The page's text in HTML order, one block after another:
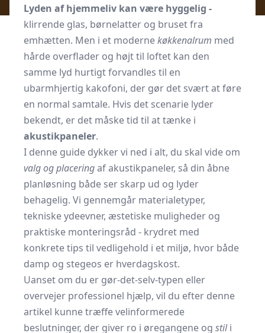
Lyden af hjemmeliv kan være hyggelig -
klirrende glas, børnelatter og bruset fra
emhætten. Men i et modernekøkkenalrum med
hårde overflader og højt til loftet kan den
samme lyd hurtigt forvandles til en
ubarmhjertig kakofoni, der gør det svært at føre
en normal samtale. Hvis det scenarie lyder
bekendt, er det måske tid til at tænke i
akustikpaneler.
I denne guide dykker vi ned i alt, du skal vide om
valg og placeringaf akustikpaneler, så din åbne
planløsning både ser skarp ud og lyder
behagelig. Vi gennemgår materialetyper,
tekniske ydeevner, æstetiske muligheder og
praktiske monteringsråd - krydret med
konkrete tips til vedligehold i et miljø, hvor både
damp og stegeos er hverdagskost.
Uanset om du er gør-det-selv-typen eller
overvejer professionel hjælp, vil du efter denne
artikel kunne træffe velinformerede
beslutninger, der giver ro i øregangene og stili